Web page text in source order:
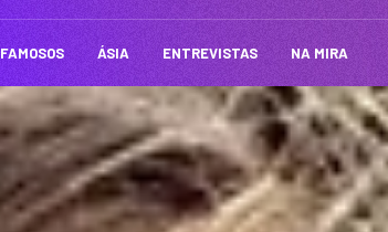
FAMOSOS ÁSIA ENTREVISTAS NA MIRA